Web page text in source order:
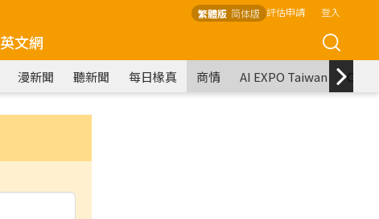
繁體版 简体版 評估申請 登入
英文網
漫新聞 聽新聞 每日椽真 商情 AI EXPO Taiwan